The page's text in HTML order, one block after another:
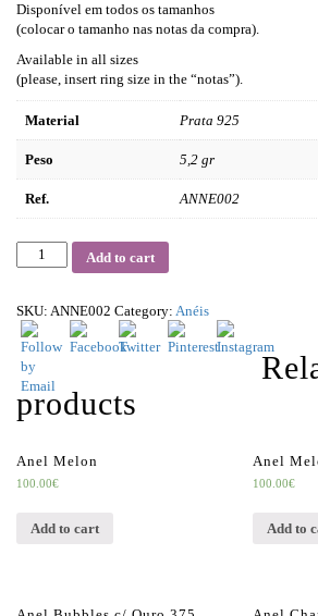
Disponível em todos os tamanhos
(colocar o tamanho nas notas da compra).
Available in all sizes
(please, insert ring size in the “notas”).
Material Prata 925
Peso 5,2 gr
Ref. ANNE002
Quantity Add to cart
SKU: ANNE002 Category: Anéis
products
Anel Melon
100.00€
Add to cart
Anel
100.00€
Add to